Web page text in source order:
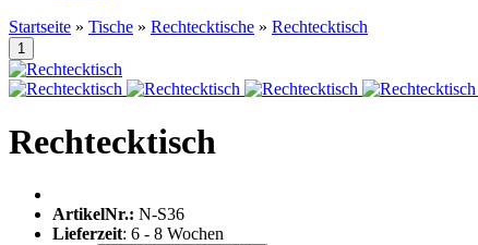
Startseite » Tische » Rechtecktische » Rechtecktisch
Rechtecktisch
ArtikelNr.: N-S36
Lieferzeit: 6 - 8 Wochen